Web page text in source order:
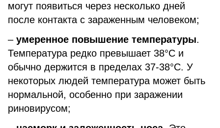
могут появиться через несколько дней
после контакта с зараженным человеком;
– умеренное повышение температуры.
Температура редко превышает 38°C и
обычно держится в пределах 37-38°C. У
некоторых людей температура может быть
нормальной, особенно при заражении
риновирусом;